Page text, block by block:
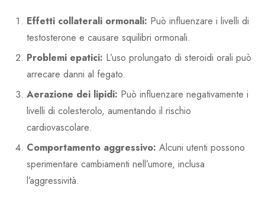
Effetti collaterali ormonali: Può influenzare i livelli di
testosterone e causare squilibri ormonali.
Problemi epatici: L’uso prolungato di steroidi orali può
arrecare danni al fegato.
Aerazione dei lipidi: Può influenzare negativamente i
livelli di colesterolo, aumentando il rischio
cardiovascolare.
Comportamento aggressivo: Alcuni utenti possono
sperimentare cambiamenti nell’umore, inclusa
l’aggressività.